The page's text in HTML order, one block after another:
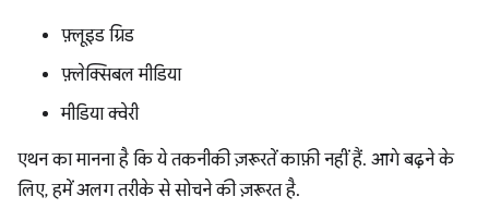
फ़्लूइड ग्रिड
फ़्लेक्सिबल मीडिया
मीडिया क्वेरी
एथन का मानना है कि ये तकनीकी ज़रूरतें काफ़ी नहीं हैं. आगे बढ़ने के
लिए, हमें अलग तरीके से सोचने की ज़रूरत है.